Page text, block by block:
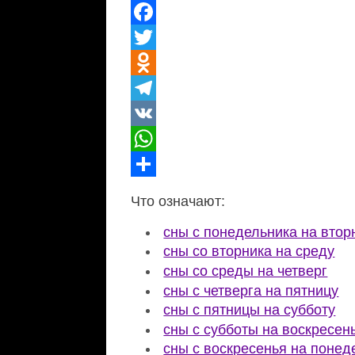
Facebook
Twitter
Odnoklassniki
Telegram
VK
WhatsApp
Что означают:
сны с понедельника на
сны со вторника на среду
сны со среды на четверг
сны с четверга на пятницу
сны с пятницы на субботу
сны с субботы на
сны с воскресенья на